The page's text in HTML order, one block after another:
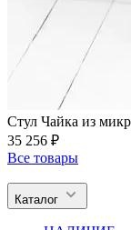
Стул Чайка из
35 256 ₽
Все товары
Каталог